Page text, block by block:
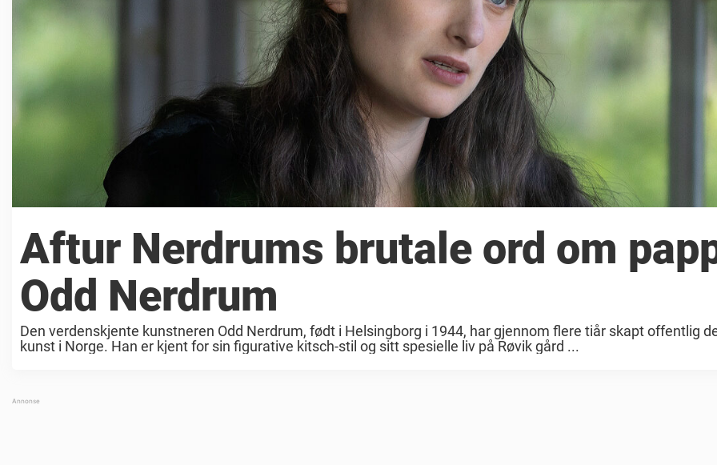
Aftur Nerdrums brutale ord om
Odd Nerdrum
Den verdenskjente kunstneren Odd Nerdrum, født i Helsingborg i 1944, har gjennom flere tiår skapt offentlig
kunst i Norge. Han er kjent for sin figurative kitsch-stil og sitt spesielle liv på Røvik gård ...